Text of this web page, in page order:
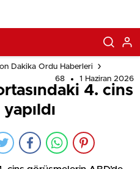
Dakika Ordu Haberleri
68
1 Haziran 2026
4. cins